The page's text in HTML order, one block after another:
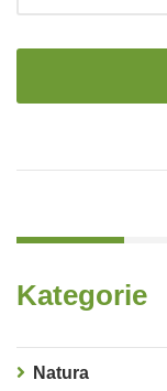
Kategorie
Natura